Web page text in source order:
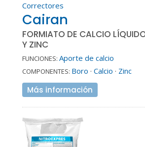
Correctores
Cairan
FORMIATO DE CALCIO
Y ZINC
FUNCIONES: Aporte de calcio
COMPONENTES: Boro · Calcio · Zinc
Más información